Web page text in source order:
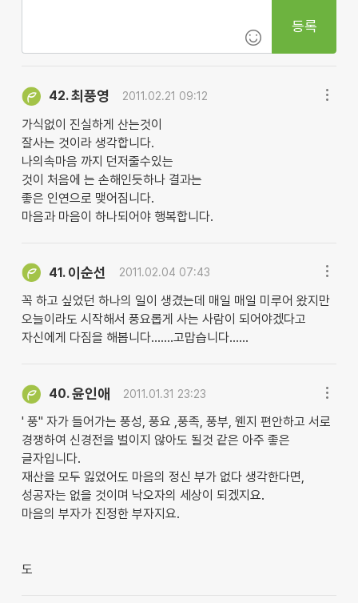
등록
42.최풍영 2011.02.21 09:12
가식없이 진실하게 산는것이
잘사는 것이라 생각합니다.
나의속마음 까지 던저줄수있는
것이 처음에 는 손해인듯하나 결과는
좋은 인연으로 맺어짐니다.
마음과 마음이 하나되어야 행복합니다.
41. 이순선 2011.02.04 07:43
꼭 하고 싶었던 하나의 일이 생겼는데 매일 매일 미루어 왔지만
오늘이라도 시작해서 풍요롭게 사는 사람이 되어야겠다고
자신에게 다짐을 해봅니다.......고맙습니다......
40.윤인애 2011.01.31 23:23
' 풍" 자가 들어가는 풍성, 풍요 ,풍족, 풍부, 웬지 편안하고 서로
경쟁하여 신경전을 벌이지 않아도 될것 같은 아주 좋은
글자입니다.
재산을 모두 잃었어도 마음의 정신 부가 없다 생각한다면,
성공자는 없을 것이며 낙오자의 세상이 되겠지요.
마음의 부자가 진정한 부자지요.
도